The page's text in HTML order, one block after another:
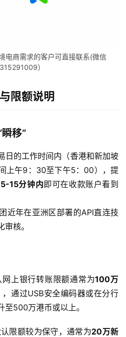
电商需求的客户可直接联系(微信
）
限额说明
移”
日的工作时间内（香港和新加坡
上午9：30至下午5：00），提
5-15分钟内即可在收款账户看到
近年在亚洲区部署的API直连技
核。
网上银行转账限额通常为100万
，通过USB安全编码器或在分行
至500万港币或以上。
限额较为保守，通常为20万新